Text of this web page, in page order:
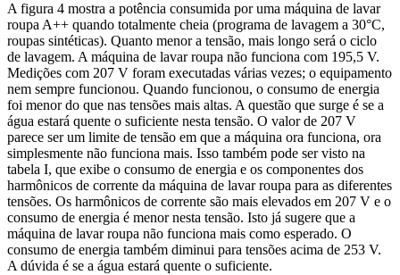
A figura 4 mostra a potência consumida por uma máquina de lavar
roupa A++ quando totalmente cheia (programa de lavagem a 30°C,
roupas sintéticas). Quanto menor a tensão, mais longo será o ciclo
de lavagem. A máquina de lavar roupa não funciona com 195,5 V.
Medições com 207 V foram executadas várias vezes; o equipamento
nem sempre funcionou. Quando funcionou, o consumo de energia
foi menor do que nas tensões mais altas. A questão que surge é se a
água estará quente o suficiente nesta tensão. O valor de 207 V
parece ser um limite de tensão em que a máquina ora funciona, ora
simplesmente não funciona mais. Isso também pode ser visto na
tabela I, que exibe o consumo de energia e os componentes dos
harmônicos de corrente da máquina de lavar roupa para as diferentes
tensões. Os harmônicos de corrente são mais elevados em 207 V e o
consumo de energia é menor nesta tensão. Isto já sugere que a
máquina de lavar roupa não funciona mais como esperado. O
consumo de energia também diminui para tensões acima de 253 V.
A dúvida é se a água estará quente o suficiente.